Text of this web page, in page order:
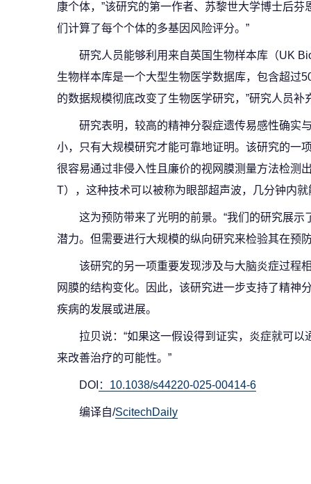
康个体，”该研究的第一作者、苏黎世大学博士后芬
们计算了每个个体的多基因风险评分。”
研究人员能够利用来自英国生物样本库（UK
生物样本库是一个大型生物医学数据库，包含超过
的数据规模彻底改变了生物医学研究，”研究人员补
研究表明，较高的精神分裂症遗传易感性确实
小，只有大规模研究才能可靠地证明。该研究的一
很容易通过非侵入性且廉价的视网膜测量方法检测
T），这种技术可以被称为眼部超声波，几分钟内
这为预防带来了光明的前景。“我们的研究展
潜力。但需要进行大规模的纵向研究来检验其在预
该研究的另一项重要发现涉及与大脑炎症过程
网膜的结构变化。因此，该研究进一步支持了精神
疾病的发展或进展。
拉贝说：“如果这一假设得到证实，炎症就可
来改善治疗的可能性。”
DOI ：10.1038/s44220-025-00414-6
编译自/ScitechDaily